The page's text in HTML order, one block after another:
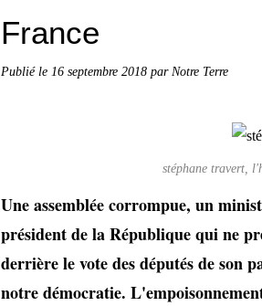
France
Publié le 16 septembre 2018 par Notre Terre
stéphane travert,
Une assemblée corrompue, un
président de la République qui ne
derrière le vote des députés de son
notre démocratie.